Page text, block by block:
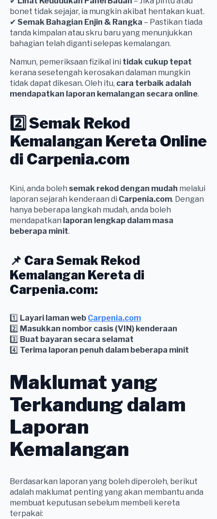
bonet tidak sejajar, ia mungkin akibat hentakan kuat.
✔ Semak Bahagian Enjin & Rangka – Pastikan tiada
tanda kimpalan atau skru baru yang menunjukkan
bahagian telah diganti selepas kemalangan.
Namun, pemeriksaan fizikal ini tidak cukup tepat
kerana sesetengah kerosakan dalaman mungkin
tidak dapat dikesan. Oleh itu, cara terbaik adalah
mendapatkan laporan kemalangan secara online.
2️⃣ Semak Rekod
Kemalangan Kereta Online
di Carpenia.com
Kini, anda boleh semak rekod dengan mudah melalui
laporan sejarah kenderaan di Carpenia.com. Dengan
hanya beberapa langkah mudah, anda boleh
mendapatkan laporan lengkap dalam masa
beberapa minit.
📌 Cara Semak Rekod
Kemalangan Kereta di
Carpenia.com:
1️⃣ Layari laman web Carpenia.com
2️⃣ Masukkan nombor casis (VIN) kenderaan
3️⃣ Buat bayaran secara selamat
4️⃣ Terima laporan penuh dalam beberapa minit
Maklumat yang
Terkandung dalam
Laporan
Kemalangan
Berdasarkan laporan yang boleh diperoleh, berikut
adalah maklumat penting yang akan membantu anda
membuat keputusan sebelum membeli kereta
terpakai: